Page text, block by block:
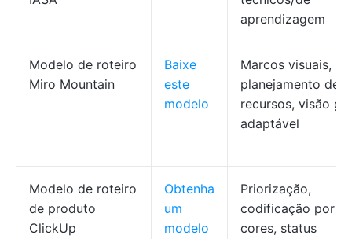
aprendizagem
Modelo de roteiro
Miro Mountain
Baixe
este
modelo
Marcos visuais,
planejamento de
recursos, visão
adaptável
Modelo de roteiro
de produto
ClickUp
Obtenha
um
modelo
Priorização,
codificação por
cores, status